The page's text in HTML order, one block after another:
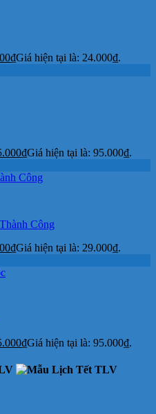
₫Giá hiện tại là: 24.000₫.
₫Giá hiện tại là: 95.000₫.
Công
₫Giá hiện tại là: 29.000₫.
₫Giá hiện tại là: 95.000₫.